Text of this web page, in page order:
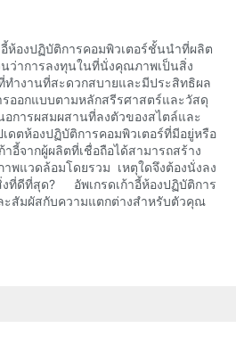
ห้องปฏิบัติการคอมพิวเตอร์ชั้นนำที่ผลิต
ว่าการลงทุนในที่นั่งคุณภาพเป็นสิ่ง
ทำงานที่สะดวกสบายและมีประสิทธิผล
รออกแบบตามหลักสรีรศาสตร์และวัสดุ
อการผสมผสานที่ลงตัวของสไตล์และ
ห้องปฏิบัติการคอมพิวเตอร์ที่มีอยู่หรือ
าอี้จากผู้ผลิตที่เชื่อถือได้สามารถสร้าง
พแวดล้อมโดยรวม เหตุใดจึงต้องนั่งลง
ที่ดีที่สุด? อัพเกรดเก้าอี้ห้องปฏิบัติการ
สัมผัสกับความแตกต่างสำหรับตัวคุณ